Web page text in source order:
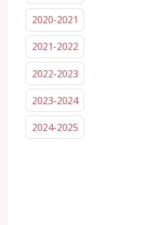
2020-2021
2021-2022
2022-2023
2023-2024
2024-2025